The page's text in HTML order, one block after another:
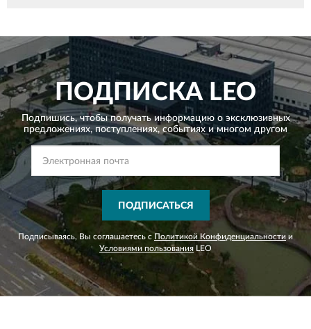
ПОДПИСКАLEO
Подпишись, чтобы получать информацию о эксклюзивных
предложениях,поступлениях, событиях и многом другом
ПОДПИСАТЬСЯ
Подписываясь, Вы соглашаетесь сПолитикой Конфиденциальности и
Условиями пользования LEO